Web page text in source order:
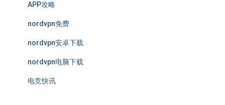
APP攻略
nordvpn免费
nordvpn安卓下载
nordvpn电脑下载
电竞快讯